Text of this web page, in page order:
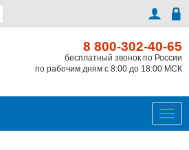
8 800-302-40-65
бесплатный звонок по России
по рабочим дням с 8:00 до 18:00 МСК